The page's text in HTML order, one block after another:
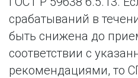
срабатываний в
быть снижена до
соответствии с
рекомендациями, то